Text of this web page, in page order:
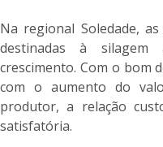
Na regional Soledade,
destinadas à silagem
crescimento. Com o bom
com o aumento do
produtor, a relação
satisfatória.